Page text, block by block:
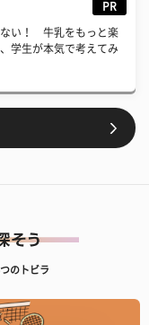
PR
い！ 牛乳をもっと楽
学生が本気で考えてみ
のトビラ